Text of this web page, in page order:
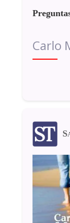
Carlo